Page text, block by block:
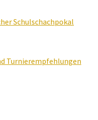
Schulschachpokal
Turnierempfehlungen